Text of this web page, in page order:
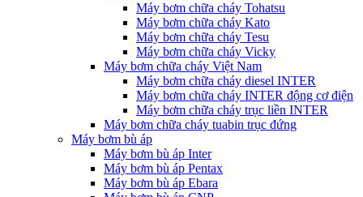
Máy bơm chữa cháy Tohatsu
Máy bơm chữa cháy Kato
Máy bơm chữa cháy Tesu
Máy bơm chữa cháy Vicky
Máy bơm chữa cháy Việt Nam
Máy bơm chữa cháy diesel INTER
Máy bơm chữa cháy INTER động cơ điện
Máy bơm chữa cháy trục liền INTER
Máy bơm chữa cháy tuabin trục đứng
Máy bơm bù áp
Máy bơm bù áp Inter
Máy bơm bù áp Pentax
Máy bơm bù áp Ebara